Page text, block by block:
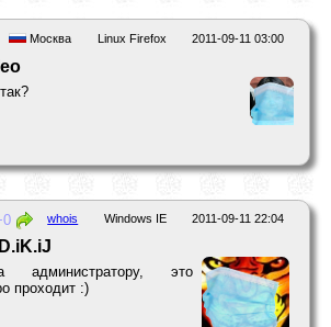
2011-09-11 03:00
Linux Firefox
Москва
lleo
2011-09-11 22:04
Windows IE
whois
0
D.iK.iJ
администратору, это
проходит :)